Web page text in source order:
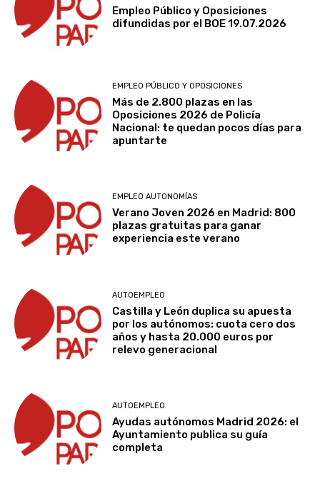
Empleo Público y Oposiciones
difundidas por el BOE 19.07.2026
EMPLEO PÚBLICO Y OPOSICIONES
Más de 2.800 plazas en las
Oposiciones 2026 de Policía
Nacional: te quedan pocos días para
apuntarte
EMPLEO AUTONOMÍAS
Verano Joven 2026 en Madrid: 800
plazas gratuitas para ganar
experiencia este verano
AUTOEMPLEO
Castilla y León duplica su apuesta
por los autónomos: cuota cero dos
años y hasta 20.000 euros por
relevo generacional
AUTOEMPLEO
Ayudas autónomos Madrid 2026: el
Ayuntamiento publica su guía
completa